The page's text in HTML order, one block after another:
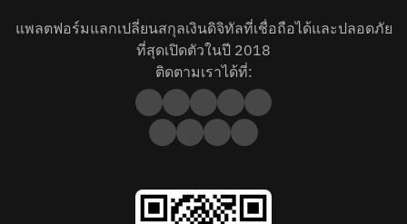
แพลตฟอร์มแลกเปลี่ยนสกุลเงินดิจิทัลที่เชื่อถือได้และปลอดภัย
ที่สุดเปิดตัวในปี 2018
ติดตามเราได้ที่: